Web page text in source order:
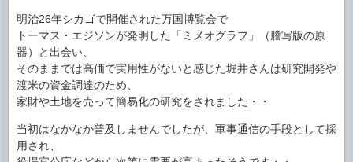
明治26年シカゴで開催された万国博覧会で
トーマス・エジソンが発明した「ミメオグラフ」（謄写版の原
器）と出会い、
そのままでは高価で実用性がないと感じた堀井さんは研究開発や
渡米の資金調達のため、
家財や土地を売って簡易化の研究をされました・・
当初はなかなか普及しませんでしたが、軍事通信の手段として採
用され、